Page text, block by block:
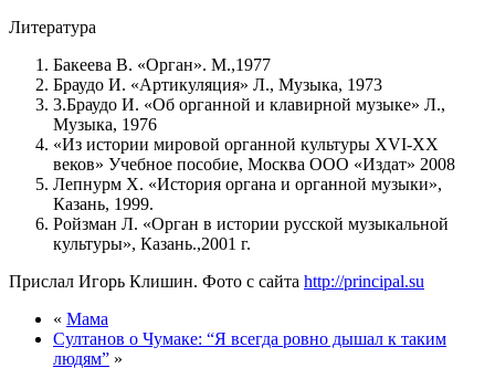
Литература
Бакеева В. «Орган». М.,1977
Браудо И. «Артикуляция» Л., Музыка, 1973
3.Браудо И. «Об органной и клавирной музыке» Л.,
Музыка, 1976
«Из истории мировой органной культуры XVI-XX
веков» Учебное пособие, Москва ООО «Издат» 2008
Лепнурм Х. «История органа и органной музыки»,
Казань, 1999.
Ройзман Л. «Орган в истории русской музыкальной
культуры», Казань.,2001 г.
Прислал Игорь Клишин. Фото с сайта http://principal.su
« Мама
Султанов о Чумаке: “Я всегда ровно дышал к таким
людям” »